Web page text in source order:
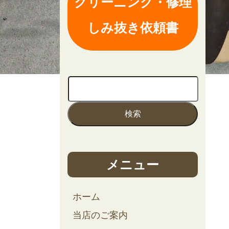
しみ抜き依頼書
メニュー
ホーム
当店のご案内